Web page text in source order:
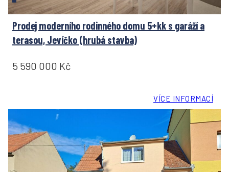
Prodej moderního rodinného domu 5+kk s garáží a
terasou, Jevíčko (hrubá stavba)
5 590 000 Kč
VÍCE INFORMACÍ